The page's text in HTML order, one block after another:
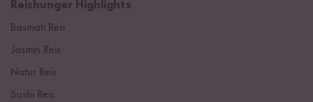
Reishunger Highlights
Basmati Reis
Jasmin Reis
Natur Reis
Sushi Reis